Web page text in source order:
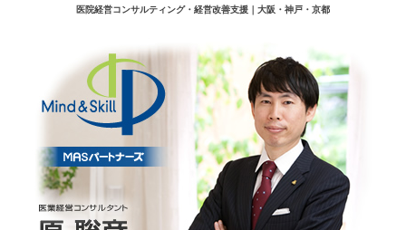
医院経営コンサルティング・経営改善支援｜大阪・神戸・京都